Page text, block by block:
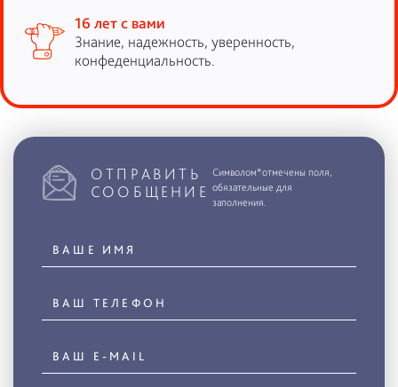
16 лет с вами
Знание, надежность, уверенность,
конфеденциальность.
ОТПРАВИТЬ
СООБЩЕНИЕ
Символом*отмечены поля,
обязательные для
заполнения.